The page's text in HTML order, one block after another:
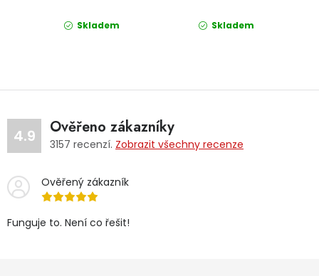
Skladem Skladem
4.9 Ověřeno zákazníky
3157 recenzí. Zobrazit všechny recenze
Ověřený zákazník
Funguje to. Není co řešit!